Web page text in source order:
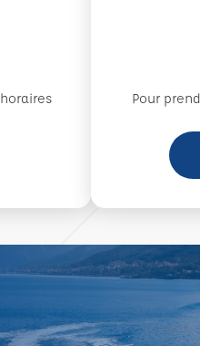
horaires
Pour